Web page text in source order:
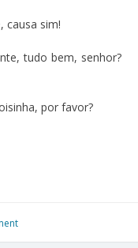
causa sim!
tudo bem, senhor?
por favor?